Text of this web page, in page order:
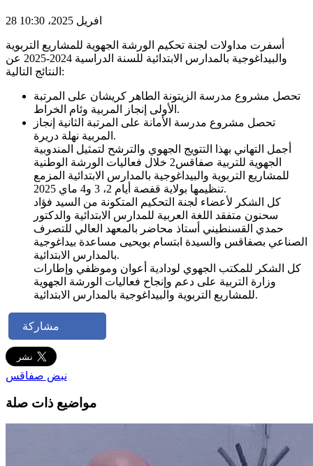
28 افريل 2025، 10:30
أسفرت مداولات لجنة تحكيم الورشة الجهوية للمشاريع التربوية
والبيداغوجية بالمدارس الابتدائية للسنة الدراسية 2024-2025 عن
النتائج التالية:
تحصل مشروع مدرسة الزيتونة الطاهر كريشان على المرتبة
الأولى إنجاز المربية وئام الخراط.
تحصل مشروع مدرسة الأمانة على المرتبة الثانية إنجاز
المربية نهلة دريرة.
أجمل التهاني بهذا التتويج الجهوي والترشح لتمثيل المندوبية
الجهوية للتربية صفاقس2 خلال فعاليات الورشة الوطنية
للمشاريع التربوية والبيداغوجية بالمدارس الابتدائية المزمع
تنظيمها بولاية قفصة أيام 2، 3 و4 ماي 2025.
كل الشكر لأعضاء لجنة التحكيم المتكونة من السيد فؤاد
سحنون متفقد اللغة العربية للمدارس الابتدائية والدكتور
حمدي القسنطيني أستاذ محاضر بالمعهد العالي للتصرف
الصناعي بصفاقس والسيدة ابتسام بويحيى مساعدة بيداغوجية
بالمدارس الابتدائية.
كل الشكر للمكتب الجهوي لودادية أعوان وموظفي وإطارات
وزارة التربية على دعم وإنجاح فعاليات الورشة الجهوية
للمشاريع التربوية والبيداغوجية بالمدارس الابتدائية.
مشاركة
نبض صفاقس
مواضيع ذات صلة